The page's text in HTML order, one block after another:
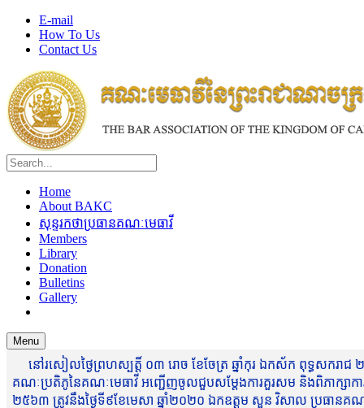
E-mail
How To Us
Contact Us
Home
About BAKC
សុន្ទរកថាប្រធានគណៈមេធាវី
Members
Library
Donation
Bulletins
Gallery
Menu
នៅរសៀលថ្ងៃព្រហស្បត្តិ៍ ០៣ រោច ខែចែត្រ ឆ្នាំកុរ ឯកស័ក ពុទ្ធសករាជ
គណៈប្រតិភូនៃគណៈមេធាវី អញ្ជើញចូលជួបសម្តែងការគួរសម និងពិភាក្សាកា
២៥៦៣ ត្រូវនឹងថ្ងៃទី៩ខែមេសា ឆ្នាំ២០២០ ឯកឧត្តម សួន វិសាល ប្រធានគណ